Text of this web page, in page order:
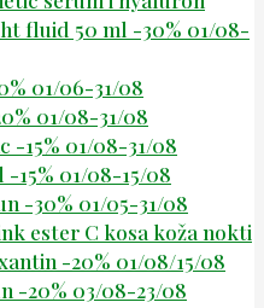
fluid 50 ml -30% 01/08-
01/06-31/08
01/08-31/08
-15% 01/08-31/08
15% 01/08-15/08
-30% 01/05-31/08
ester C kosa koža nokti
-20% 01/08/15/08
-20% 03/08-23/08